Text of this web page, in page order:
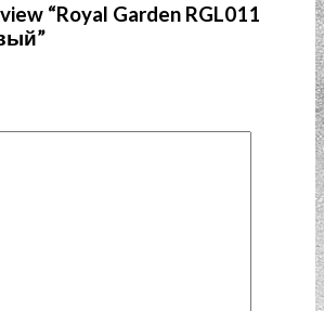
“Royal Garden RGL011